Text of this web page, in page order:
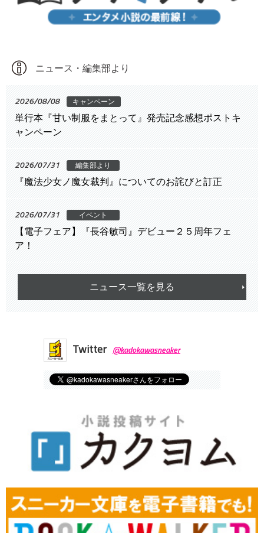
ニュース・編集部より
2026/08/08 キャンペーン
単行本『甘い制服をまとって』発売記念感想ポストキ
ャンペーン
2026/07/31 編集部より
『魔法少女ノ魔女裁判』についてのお詫びと訂正
2026/07/31 イベント
【電子フェア】『長谷敏司』デビュー２５周年フェ
ア！
ニュース一覧を見る
Twitter @kadokawasneaker